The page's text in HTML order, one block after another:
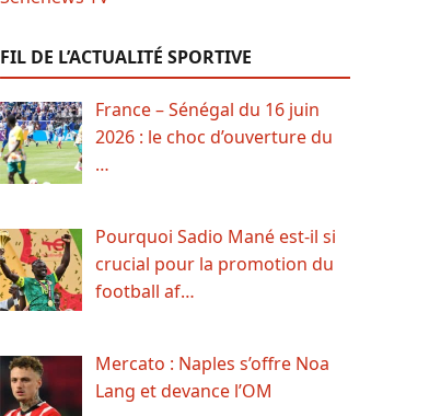
FIL DE L’ACTUALITÉ SPORTIVE
France – Sénégal du 16 juin
2026 : le choc d’ouverture du
…
Pourquoi Sadio Mané est-il si
crucial pour la promotion du
football af…
Mercato : Naples s’offre Noa
Lang et devance l’OM